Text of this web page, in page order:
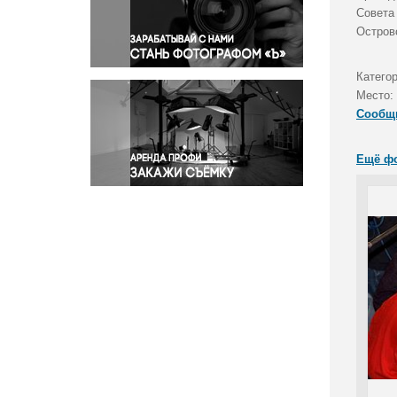
Правосудие
Происшествия и конфликты
Религия
Светская жизнь
Спорт
Экология
Экономика и бизнес
Совета
Место:
Ещё